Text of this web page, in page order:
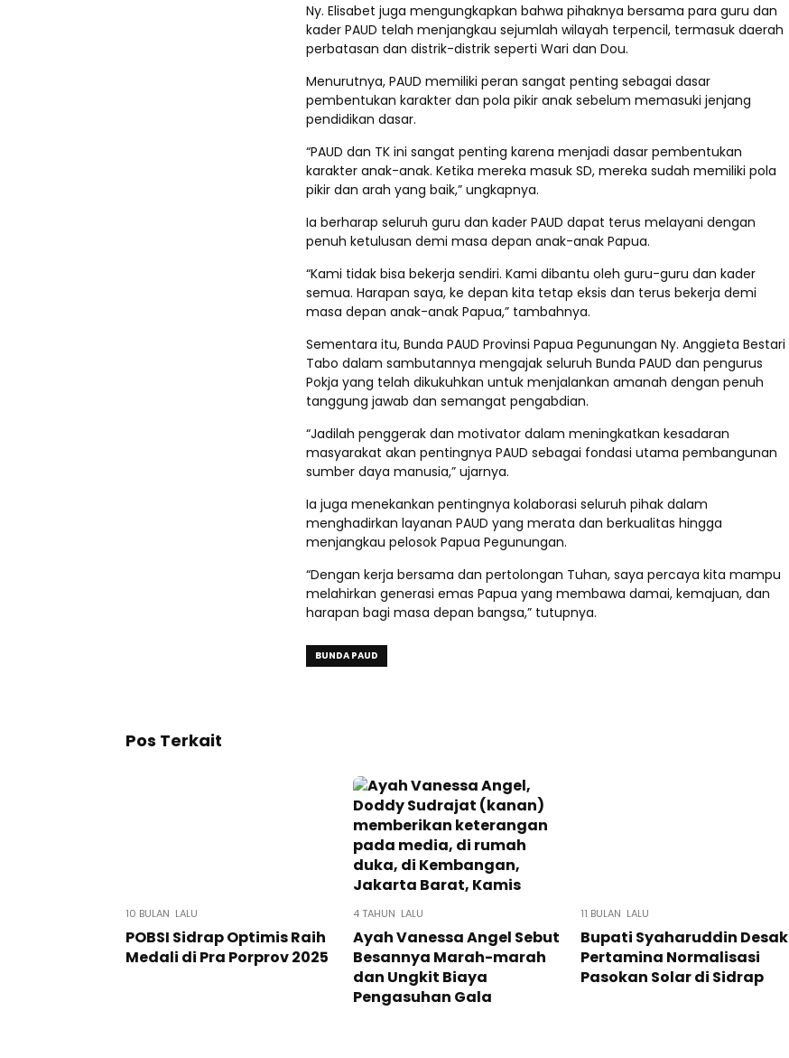
Ny. Elisabet juga mengungkapkan bahwa pihaknya bersama para guru dan
kader PAUD telah menjangkau sejumlah wilayah terpencil, termasuk daerah
perbatasan dan distrik-distrik seperti Wari dan Dou.
Menurutnya, PAUD memiliki peran sangat penting sebagai dasar
pembentukan karakter dan pola pikir anak sebelum memasuki jenjang
pendidikan dasar.
“PAUD dan TK ini sangat penting karena menjadi dasar pembentukan
karakter anak-anak. Ketika mereka masuk SD, mereka sudah memiliki pola
pikir dan arah yang baik,” ungkapnya.
Ia berharap seluruh guru dan kader PAUD dapat terus melayani dengan
penuh ketulusan demi masa depan anak-anak Papua.
“Kami tidak bisa bekerja sendiri. Kami dibantu oleh guru-guru dan kader
semua. Harapan saya, ke depan kita tetap eksis dan terus bekerja demi
masa depan anak-anak Papua,” tambahnya.
Sementara itu, Bunda PAUD Provinsi Papua Pegunungan Ny. Anggieta Bestari
Tabo dalam sambutannya mengajak seluruh Bunda PAUD dan pengurus
Pokja yang telah dikukuhkan untuk menjalankan amanah dengan penuh
tanggung jawab dan semangat pengabdian.
“Jadilah penggerak dan motivator dalam meningkatkan kesadaran
masyarakat akan pentingnya PAUD sebagai fondasi utama pembangunan
sumber daya manusia,” ujarnya.
Ia juga menekankan pentingnya kolaborasi seluruh pihak dalam
menghadirkan layanan PAUD yang merata dan berkualitas hingga
menjangkau pelosok Papua Pegunungan.
“Dengan kerja bersama dan pertolongan Tuhan, saya percaya kita mampu
melahirkan generasi emas Papua yang membawa damai, kemajuan, dan
harapan bagi masa depan bangsa,” tutupnya.
BUNDA PAUD
Pos Terkait
10 BULAN LALU
POBSI Sidrap Optimis Raih
Medali di Pra Porprov 2025
4 TAHUN LALU
Ayah Vanessa Angel Sebut
Besannya Marah-marah
dan Ungkit Biaya
Pengasuhan Gala
11 BULAN LALU
Bupati Syaharuddin Desak
Pertamina Normalisasi
Pasokan Solar di Sidrap